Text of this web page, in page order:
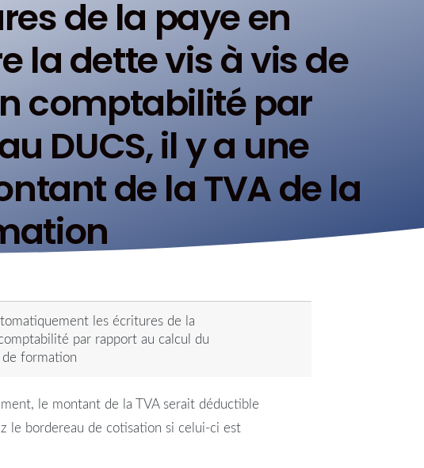
de la paye en
la dette vis à vis de
comptabilité par
DUCS, il y a une
de la TVA de la
les écritures de la
par rapport au calcul du
formation
le montant de la TVA serait déductible
le bordereau de cotisation si celui-ci est